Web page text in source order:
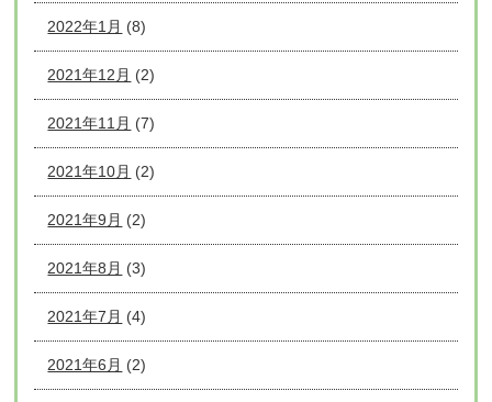
2022年1月 (8)
2021年12月 (2)
2021年11月 (7)
2021年10月 (2)
2021年9月 (2)
2021年8月 (3)
2021年7月 (4)
2021年6月 (2)